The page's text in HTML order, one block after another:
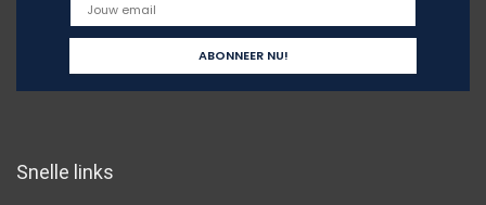
Snelle links